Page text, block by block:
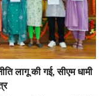
लागू की गई, सीएम धामी